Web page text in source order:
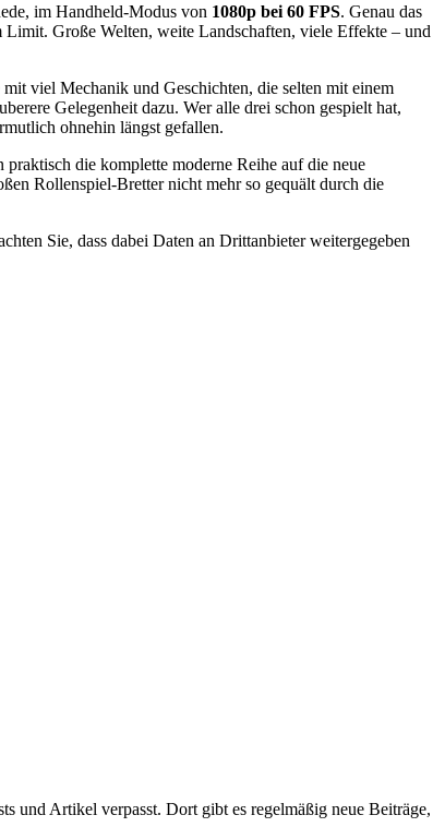
im Handheld-Modus von 1080p bei 60 FPS. Genau das
Große Welten, weite Landschaften, viele Effekte – und
viel Mechanik und Geschichten, die selten mit einem
Gelegenheit dazu. Wer alle drei schon gespielt hat,
ohnehin längst gefallen.
praktisch die komplette moderne Reihe auf die neue
Rollenspiel-Bretter nicht mehr so gequält durch die
Sie, dass dabei Daten an Drittanbieter weitergegeben
und Artikel verpasst. Dort gibt es regelmäßig neue Beiträge,